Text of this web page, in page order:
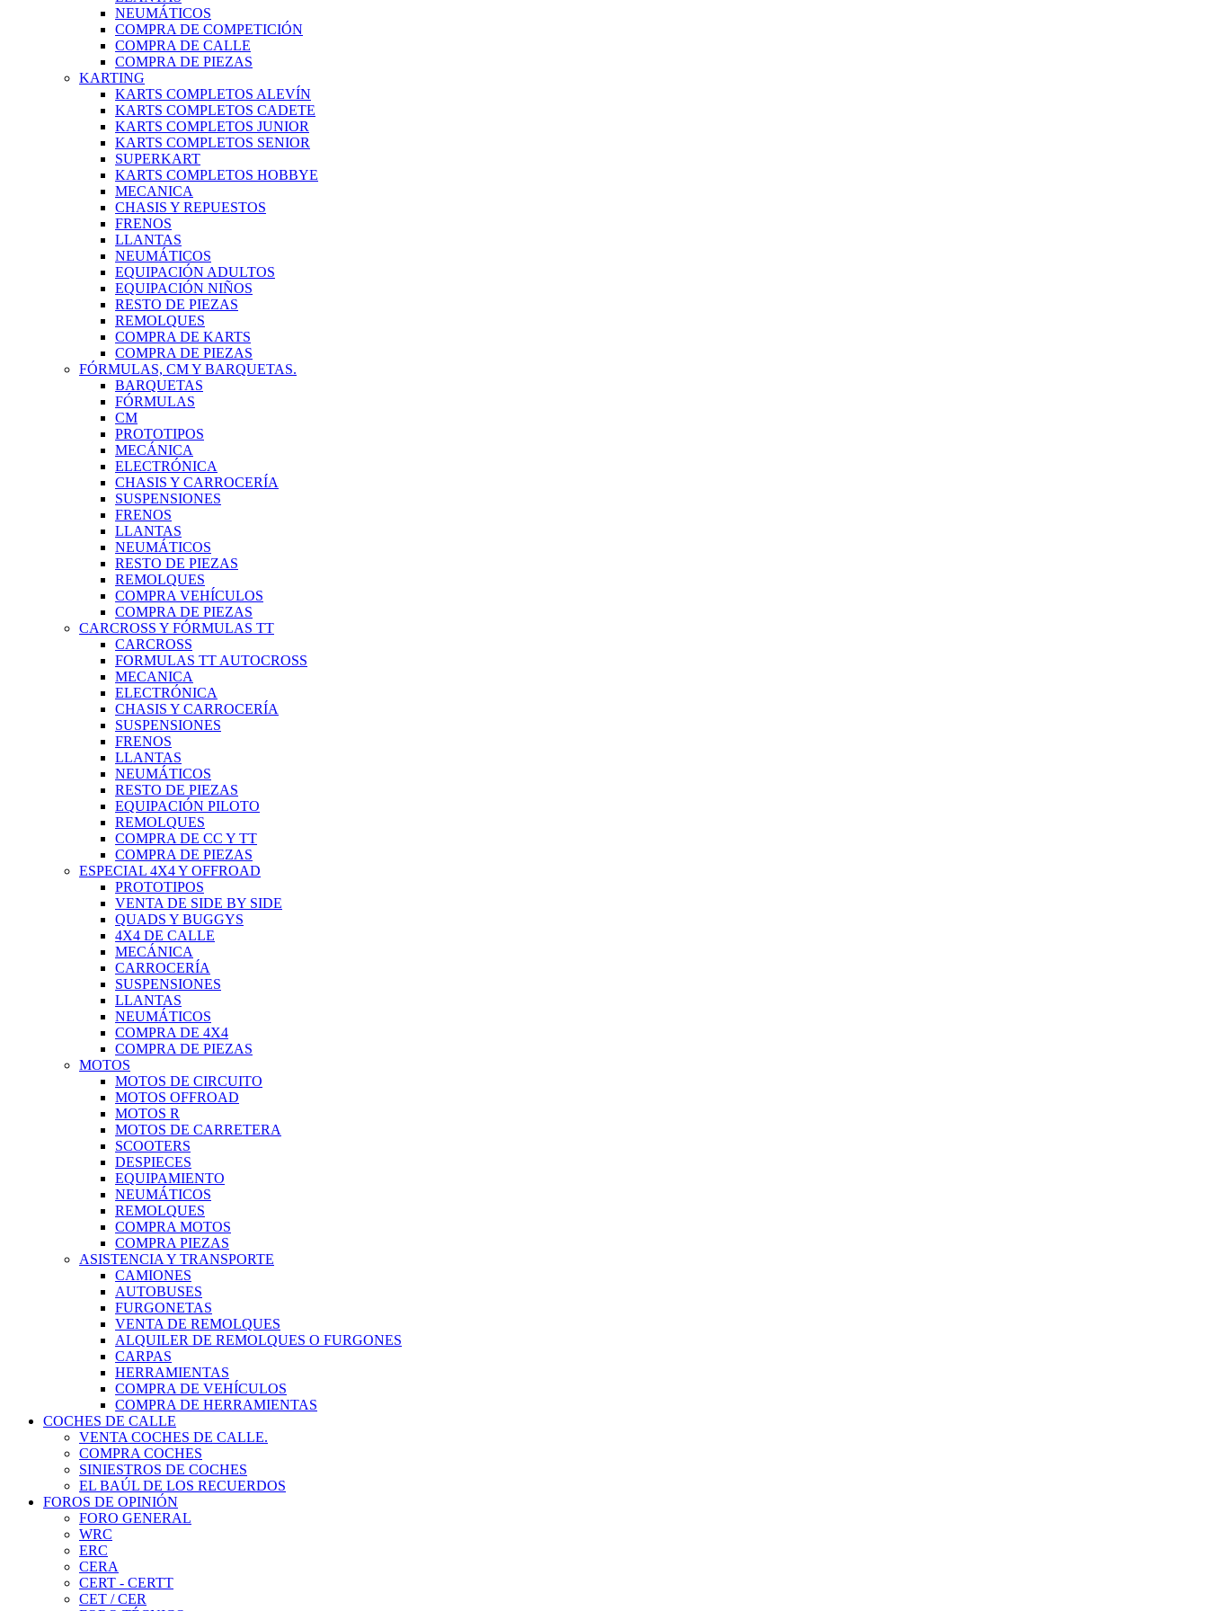
NEUMÁTICOS
COMPRA DE COMPETICIÓN
COMPRA DE CALLE
COMPRA DE PIEZAS
KARTING
KARTS COMPLETOS ALEVÍN
KARTS COMPLETOS CADETE
KARTS COMPLETOS JUNIOR
KARTS COMPLETOS SENIOR
SUPERKART
KARTS COMPLETOS HOBBYE
MECANICA
CHASIS Y REPUESTOS
FRENOS
LLANTAS
NEUMÁTICOS
EQUIPACIÓN ADULTOS
EQUIPACIÓN NIÑOS
RESTO DE PIEZAS
REMOLQUES
COMPRA DE KARTS
COMPRA DE PIEZAS
FÓRMULAS, CM Y BARQUETAS.
BARQUETAS
FÓRMULAS
CM
PROTOTIPOS
MECÁNICA
ELECTRÓNICA
CHASIS Y CARROCERÍA
SUSPENSIONES
FRENOS
LLANTAS
NEUMÁTICOS
RESTO DE PIEZAS
REMOLQUES
COMPRA VEHÍCULOS
COMPRA DE PIEZAS
CARCROSS Y FÓRMULAS TT
CARCROSS
FORMULAS TT AUTOCROSS
MECANICA
ELECTRÓNICA
CHASIS Y CARROCERÍA
SUSPENSIONES
FRENOS
LLANTAS
NEUMÁTICOS
RESTO DE PIEZAS
EQUIPACIÓN PILOTO
REMOLQUES
COMPRA DE CC Y TT
COMPRA DE PIEZAS
ESPECIAL 4X4 Y OFFROAD
PROTOTIPOS
VENTA DE SIDE BY SIDE
QUADS Y BUGGYS
4X4 DE CALLE
MECÁNICA
CARROCERÍA
SUSPENSIONES
LLANTAS
NEUMÁTICOS
COMPRA DE 4X4
COMPRA DE PIEZAS
MOTOS
MOTOS DE CIRCUITO
MOTOS OFFROAD
MOTOS R
MOTOS DE CARRETERA
SCOOTERS
DESPIECES
EQUIPAMIENTO
NEUMÁTICOS
REMOLQUES
COMPRA MOTOS
COMPRA PIEZAS
ASISTENCIA Y TRANSPORTE
CAMIONES
AUTOBUSES
FURGONETAS
VENTA DE REMOLQUES
ALQUILER DE REMOLQUES O FURGONES
CARPAS
HERRAMIENTAS
COMPRA DE VEHÍCULOS
COMPRA DE HERRAMIENTAS
COCHES DE CALLE
VENTA COCHES DE CALLE.
COMPRA COCHES
SINIESTROS DE COCHES
EL BAÚL DE LOS RECUERDOS
FOROS DE OPINIÓN
FORO GENERAL
WRC
ERC
CERA
CERT - CERTT
CET / CER